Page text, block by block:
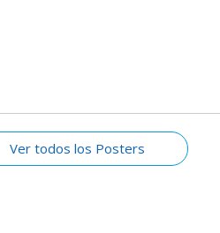
Ver todos los Posters